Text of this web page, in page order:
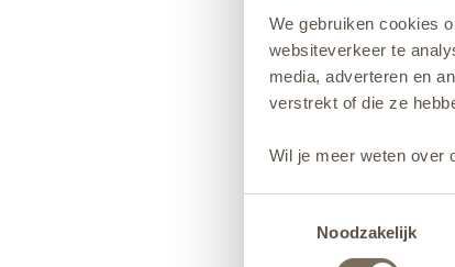
We gebruiken cookies
websiteverkeer te
media, adverteren en
verstrekt of die ze
Wil je meer weten over
Noodzakelijk